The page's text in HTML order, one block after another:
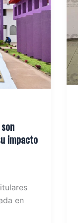
impacto
en